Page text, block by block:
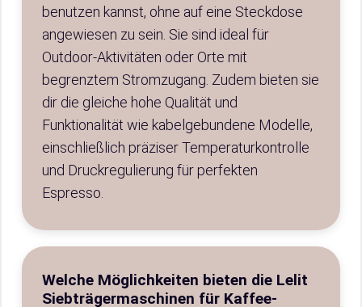
benutzen kannst, ohne auf eine Steckdose
angewiesen zu sein. Sie sind ideal für
Outdoor-Aktivitäten oder Orte mit
begrenztem Stromzugang. Zudem bieten sie
dir die gleiche hohe Qualität und
Funktionalität wie kabelgebundene Modelle,
einschließlich präziser Temperaturkontrolle
und Druckregulierung für perfekten
Espresso.
Welche Möglichkeiten bieten die Lelit
Siebträgermaschinen für Kaffee-